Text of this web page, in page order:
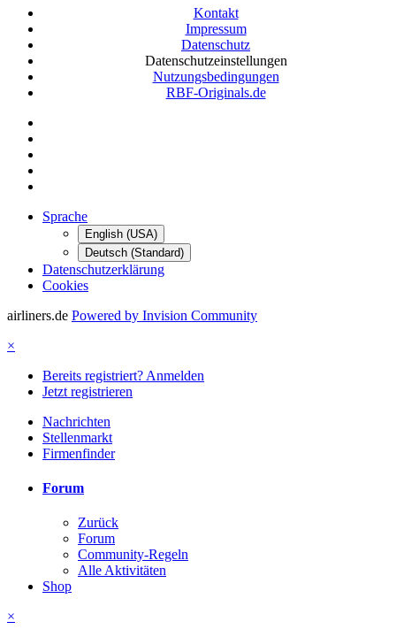
Kontakt
Impressum
Datenschutz
Datenschutzeinstellungen
Nutzungsbedingungen
RBF-Originals.de
Sprache
English (USA)
Deutsch (Standard)
Datenschutzerklärung
Cookies
airliners.de Powered by Invision Community
×
Bereits registriert? Anmelden
Jetzt registrieren
Nachrichten
Stellenmarkt
Firmenfinder
Forum
Zurück
Forum
Community-Regeln
Alle Aktivitäten
Shop
×